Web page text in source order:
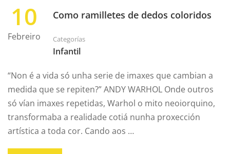
10
Febreiro
Como ramilletes de dedos coloridos
Categorías
Infantil
“Non é a vida só unha serie de imaxes que cambian a
medida que se repiten?” ANDY WARHOL Onde outros
só vían imaxes repetidas, Warhol o mito neoiorquino,
transformaba a realidade cotiá nunha proxección
artística a toda cor. Cando aos …